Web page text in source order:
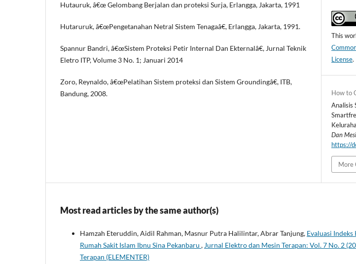
Hutauruk, â€œ Gelombang Berjalan dan proteksi Surja, Erlangga, Jakarta, 1991
Hutaruruk, â€œPengetanahan Netral Sistem Tenagaâ€, Erlangga, Jakarta, 1991.
Spannur Bandri, â€œSistem Proteksi Petir Internal Dan Ekternalâ€, Jurnal Teknik
Eletro ITP, Volume 3 No. 1; Januari 2014
Zoro, Reynaldo, â€œPelatihan Sistem proteksi dan Sistem Groundingâ€, ITB,
Bandung, 2008.
This
License.
How to
Analisis
Dan
https://
More
Most read articles by the same author(s)
Hamzah Eteruddin, Aidil Rahman, Masnur Putra Halilintar, Abrar Tanjung, Evaluasi
Rumah Sakit Islam Ibnu Sina Pekanbaru ,Jurnal Elektro dan Mesin Terapan: Vol. 7 No. 2
Terapan (ELEMENTER)